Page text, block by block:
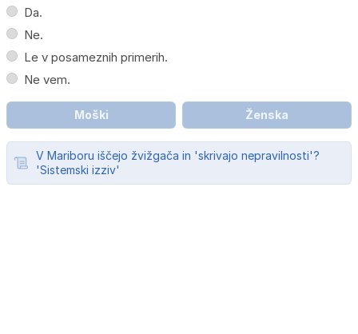
Da.
Ne.
Le v posameznih primerih.
Ne vem.
Moški Ženska
V Mariboru iščejo žvižgača in 'skrivajo nepravilnosti'?
'Sistemski izziv'